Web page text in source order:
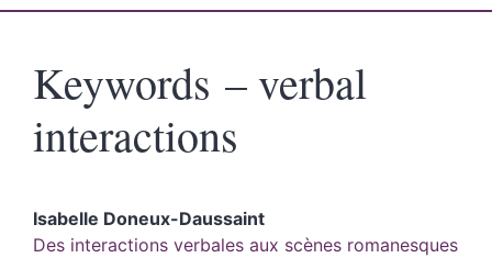
Keywords – verbal
interactions
Isabelle Doneux-Daussaint
Des interactions verbales aux scènes romanesques